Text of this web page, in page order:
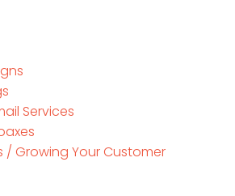
Services
/ Growing Your Customer